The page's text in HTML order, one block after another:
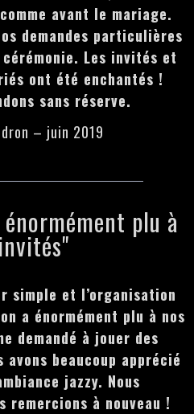
avant le mariage.
demandes particulières
Les invités et
ont été enchantés !
sans réserve.
– juin 2019
plu à
simple et l’organisation
a énormément plu à nos
demandé à jouer des
avons beaucoup apprécié
jazzy. Nous
remercions à nouveau !